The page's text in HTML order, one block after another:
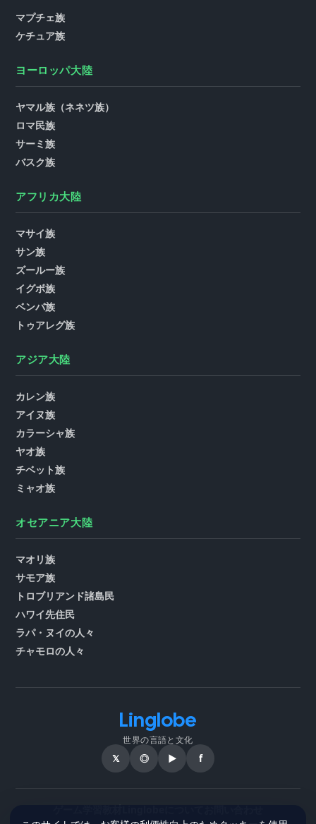
マプチェ族
ケチュア族
ヨーロッパ大陸
ヤマル族（ネネツ族）
ロマ民族
サーミ族
バスク族
アフリカ大陸
マサイ族
サン族
ズールー族
イグボ族
ベンバ族
トゥアレグ族
アジア大陸
カレン族
アイヌ族
カラーシャ族
ヤオ族
チベット族
ミャオ族
オセアニア大陸
マオリ族
サモア族
トロブリアンド諸島民
ハワイ先住民
ラパ・ヌイの人々
チャモロの人々
Linglobe
世界の言語と文化
𝕏 ◎ ▶ f